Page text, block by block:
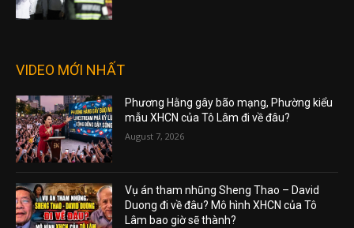
VIDEO MỚI NHẤT
Phương Hằng gây bão mạng, Phường kiểu
mẫu XHCN của Tô Lâm đi về đâu?
August 7, 2026
Vụ án tham nhũng Sheng Thao – David
Duong đi về đâu? Mô hình XHCN của Tô
Lâm bao giờ sẽ thành?